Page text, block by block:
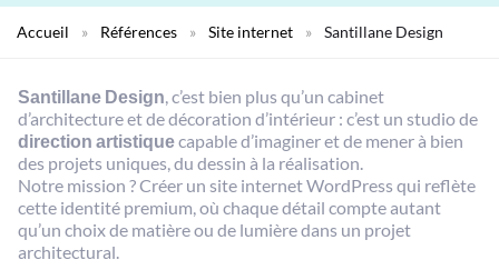
Accueil » Références » Site internet » Santillane Design
Santillane Design, c’est bien plus qu’un cabinet
d’architecture et de décoration d’intérieur : c’est un studio de
direction artistiquecapable d’imaginer et de mener à bien
des projets uniques, du dessin à la réalisation.
Notre mission ? Créer un site internet WordPress qui reflète
cette identité premium, où chaque détail compte autant
qu’un choix de matière ou de lumière dans un projet
architectural.